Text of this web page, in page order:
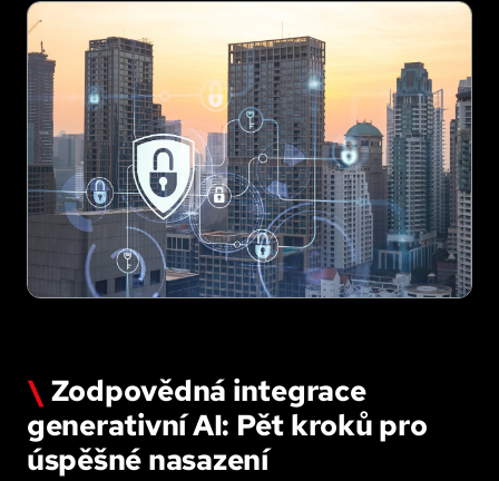
Zodpovědná integrace
generativní AI: Pět kroků pro
úspěšné nasazení